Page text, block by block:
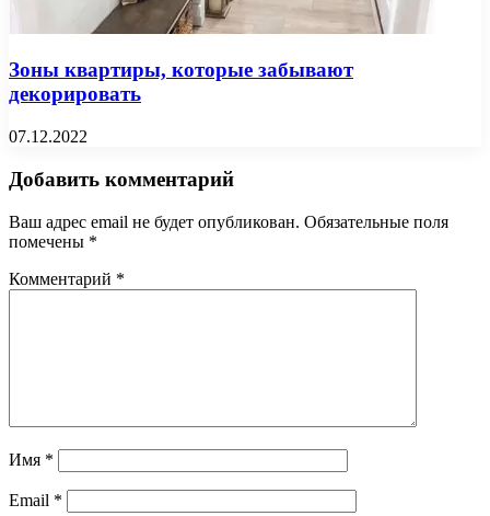
Зоны квартиры, которые забывают
декорировать
07.12.2022
Добавить комментарий
Ваш адрес email не будет опубликован. Обязательные поля
помечены *
Комментарий *
Имя *
Email *